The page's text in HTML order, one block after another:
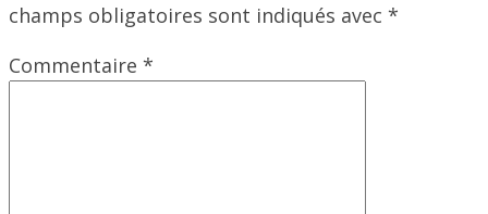
champs obligatoires sont indiqués avec *
Commentaire *